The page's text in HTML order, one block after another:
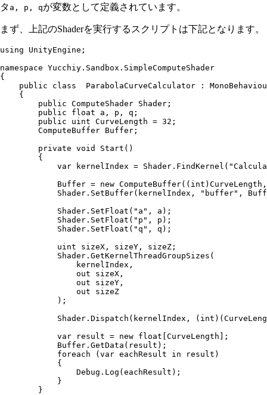
タ a, p, qが変数として定義されています。
まず、上記のShaderを実行するスクリプトは下記となります。
using UnityEngine ;
namespace Yucchiy . Sandbox . SimpleComputeShader
{
    public
class
  ParabolaCurveCalculator
:
    {
        public
ComputeShader Shader;
        public
float a , p ,
q;
        public
uint CurveLength = 32 ;
        ComputeBuffer
Buffer;
        private
void Start ()
        {
            var
kernelIndex = Shader . FindKernel ( "
            Buffer
= new ComputeBuffer(( int )CurveLength ,
            Shader
. SetBuffer(kernelIndex , " buffer" ,
            Shader
. SetFloat ( " a " ,
a);
            Shader
. SetFloat ( " p " ,
p);
            Shader
. SetFloat ( "q " ,
q);
            uint
sizeX , sizeY ,
sizeZ;
            Shader
. GetKernelThreadGroupSizes (
                kernelIndex
,
                out
sizeX ,
                out
sizeY ,
                out
sizeZ
            );
            Shader
. Dispatch (kernelIndex , ( int
            var
result = new float [CurveLength];
            Buffer
. GetData (result);
            foreach
(var eachResult in result)
            {
                Debug
. Log (eachResult);
            }
        }